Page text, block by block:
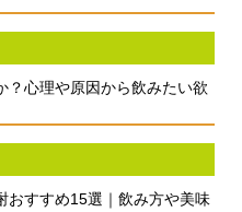
？心理や原因から飲みたい欲
おすすめ15選｜飲み方や美味